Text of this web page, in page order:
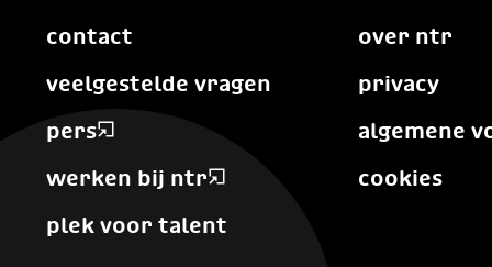
contact
veelgestelde vragen
pers
werken bij ntr
plek voor talent
over ntr
privacy
algemene
cookies